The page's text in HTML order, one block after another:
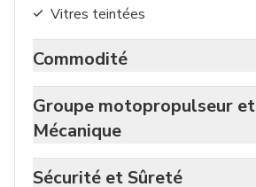
Vitres teintées
Commodité
Groupe motopropulseur et
Mécanique
Sécurité et Sûreté